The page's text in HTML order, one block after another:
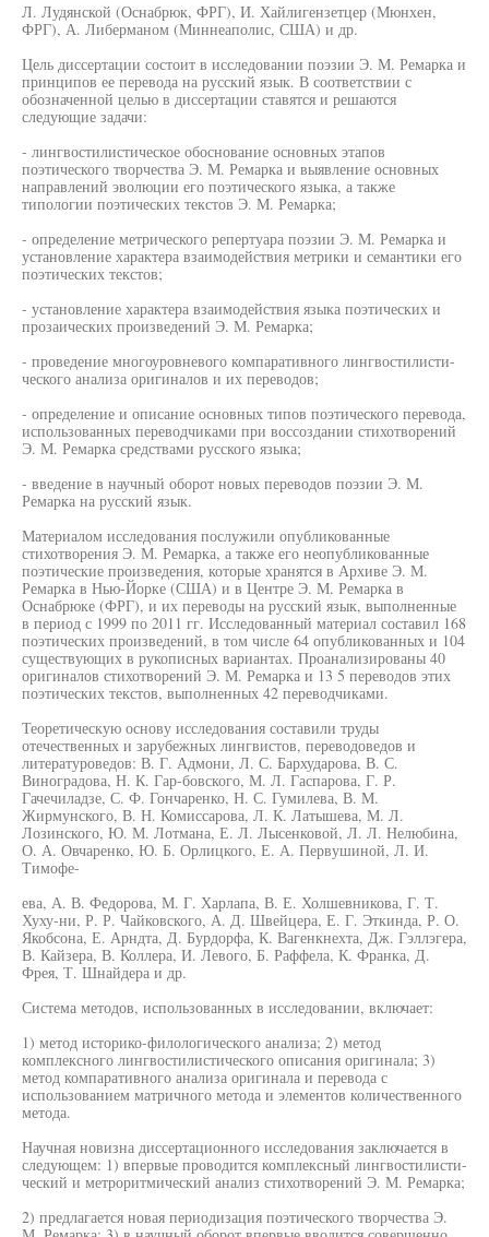
Л. Лудянской (Оснабрюк, ФРГ), И. Хайлигензетцер (Мюнхен,
ФРГ), А. Либерманом (Миннеаполис, США) и др.
Цель диссертации состоит в исследовании поэзии Э. М. Ремарка и
принципов ее перевода на русский язык. В соответствии с
обозначенной целью в диссертации ставятся и решаются
следующие задачи:
- лингвостилистическое обоснование основных этапов
поэтического творчества Э. М. Ремарка и выявление основных
направлений эволюции его поэтического языка, а также
типологии поэтических текстов Э. М. Ремарка;
- определение метрического репертуара поэзии Э. М. Ремарка и
установление характера взаимодействия метрики и семантики его
поэтических текстов;
- установление характера взаимодействия языка поэтических и
прозаических произведений Э. М. Ремарка;
- проведение многоуровневого компаративного лингвостилисти-
ческого анализа оригиналов и их переводов;
- определение и описание основных типов поэтического перевода,
использованных переводчиками при воссоздании стихотворений
Э. М. Ремарка средствами русского языка;
- введение в научный оборот новых переводов поэзии Э. М.
Ремарка на русский язык.
Материалом исследования послужили опубликованные
стихотворения Э. М. Ремарка, а также его неопубликованные
поэтические произведения, которые хранятся в Архиве Э. М.
Ремарка в Нью-Йорке (США) и в Центре Э. М. Ремарка в
Оснабрюке (ФРГ), и их переводы на русский язык, выполненные
в период с 1999 по 2011 гг. Исследованный материал составил 168
поэтических произведений, в том числе 64 опубликованных и 104
существующих в рукописных вариантах. Проанализированы 40
оригиналов стихотворений Э. М. Ремарка и 13 5 переводов этих
поэтических текстов, выполненных 42 переводчиками.
Теоретическую основу исследования составили труды
отечественных и зарубежных лингвистов, переводоведов и
литературоведов: В. Г. Адмони, Л. С. Бархударова, В. С.
Виноградова, Н. К. Гар-бовского, М. Л. Гаспарова, Г. Р.
Гачечиладзе, С. Ф. Гончаренко, Н. С. Гумилева, В. М.
Жирмунского, В. Н. Комиссарова, Л. К. Латышева, М. Л.
Лозинского, Ю. М. Лотмана, Е. Л. Лысенковой, Л. Л. Нелюбина,
О. А. Овчаренко, Ю. Б. Орлицкого, Е. А. Первушиной, Л. И.
Тимофе-
ева, А. В. Федорова, М. Г. Харлапа, В. Е. Холшевникова, Г. Т.
Хуху-ни, Р. Р. Чайковского, А. Д. Швейцера, Е. Г. Эткинда, Р. О.
Якобсона, Е. Арндта, Д. Бурдорфа, К. Вагенкнехта, Дж. Гэллэгера,
В. Кайзера, В. Коллера, И. Левого, Б. Раффела, К. Франка, Д.
Фрея, Т. Шнайдера и др.
Система методов, использованных в исследовании, включает:
1) метод историко-филологического анализа; 2) метод
комплексного лингвостилистического описания оригинала; 3)
метод компаративного анализа оригинала и перевода с
использованием матричного метода и элементов количественного
метода.
Научная новизна диссертационного исследования заключается в
следующем: 1) впервые проводится комплексный лингвостилисти-
ческий и метроритмический анализ стихотворений Э. М. Ремарка;
2) предлагается новая периодизация поэтического творчества Э.